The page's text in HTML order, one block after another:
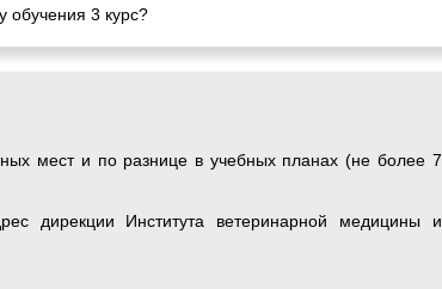
обучения 3 курс?
мест и по разнице в учебных планах (не более 7
дирекции Института ветеринарной медицины и